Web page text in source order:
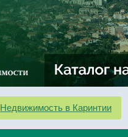
Недвижимость в Каринтии